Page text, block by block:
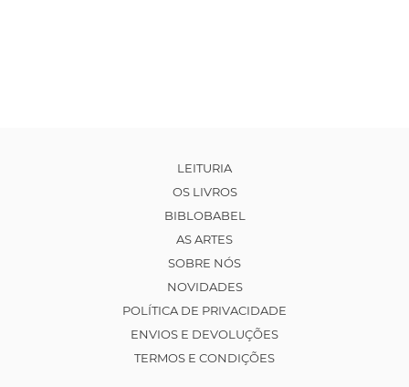
LEITURIA
OS LIVROS
BIBLOBABEL
AS ARTES
SOBRE NÓS
NOVIDADES
POLÍTICA DE PRIVACIDADE
ENVIOS E DEVOLUÇÕES
TERMOS E CONDIÇÕES